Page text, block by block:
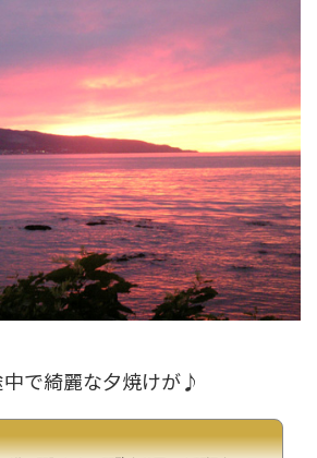
で綺麗な夕焼けが♪